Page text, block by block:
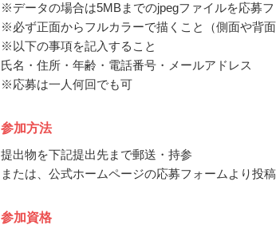
※データの場合は5MBまでのjpegファイルを応募
※必ず正面からフルカラーで描くこと（側面や背面
※以下の事項を記入すること
氏名・住所・年齢・電話番号・メールアドレス
※応募は一人何回でも可
参加方法
提出物を下記提出先まで郵送・持参
または、公式ホームページの応募フォームより投稿
参加資格